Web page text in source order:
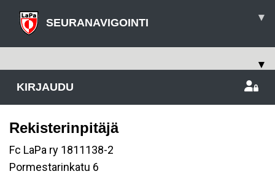
SEURANAVIGOINTI ▾
▾
KIRJAUDU
Rekisterinpitäjä
Fc LaPa ry 1811138-2
Pormestarinkatu 6